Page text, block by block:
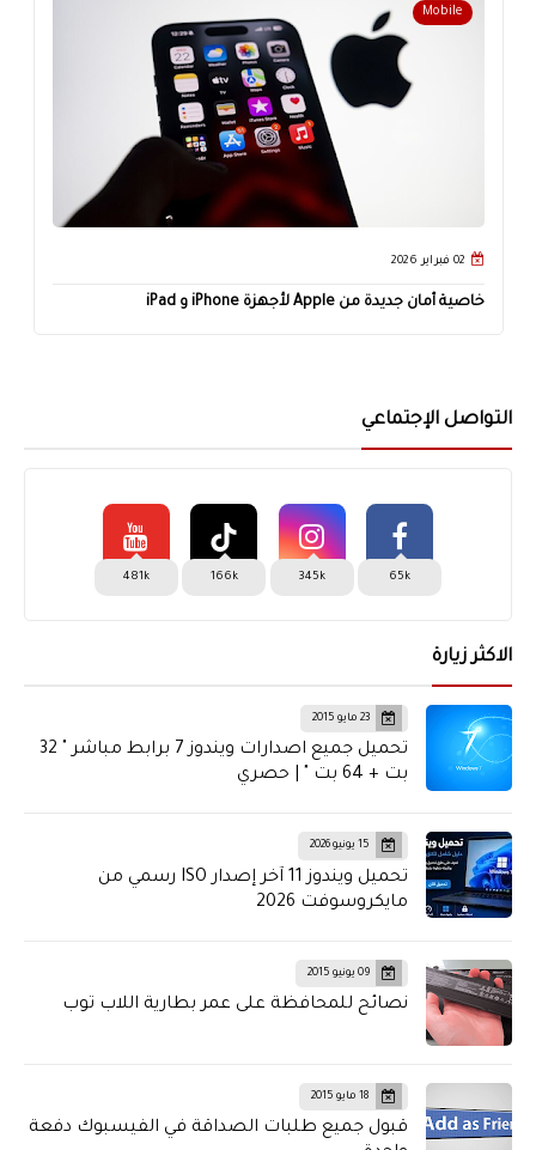
Mobile
02 فبراير 2026
خاصية أمان جديدة من Apple لأجهزة iPhone و iPad
التواصل الإجتماعي
65k
345k
166k
481k
الاكثر زيارة
تحميل جميع اصدارات ويندوز 7 برابط مباشر " 32
بت + 64 بت " | حصري
تحميل ويندوز 11 آخر إصدار ISO رسمي من
مايكروسوفت 2026
نصائح للمحافظة على عمر بطارية اللاب توب
قبول جميع طلبات الصداقة في الفيسبوك دفعة